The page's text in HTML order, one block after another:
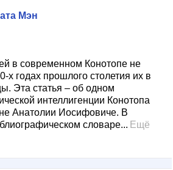
Мэн
в современном Конотопе не
х годах прошлого столетия их в
Эта статья – об одном
интеллигенции Конотопа
Анатолии Иосифовиче. В
словаре... Ещё